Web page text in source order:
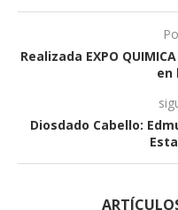
Realizada EXPO
en
Diosdado Cabello: